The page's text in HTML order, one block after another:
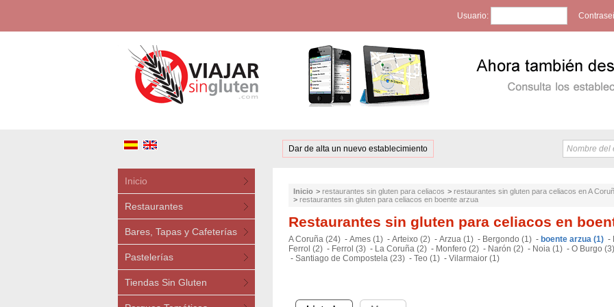
Usuario:
Dar de alta un nuevo establecimiento
Inicio
Restaurantes
Bares, Tapas y Cafeterías
Pastelerías
Tiendas Sin Gluten
Inicio > restaurantes sin gluten para celiacos > restaurantes sin gluten para celiacos en A
> restaurantes sin gluten para celiacos en boente arzua
Restaurantes sin gluten para celiacos en
A Coruña (24) - Ames (1) - Arteixo (2) - Arzua (1) - Bergondo (1) - boente arzua (1) -
Ferrol (2) - Ferrol (3) - La Coruña (2) - Monfero (2) - Narón (2) - Noia (1) - O Burgo (3)
- Santiago de Compostela (23) - Teo (1) - Vilarmaior (1)